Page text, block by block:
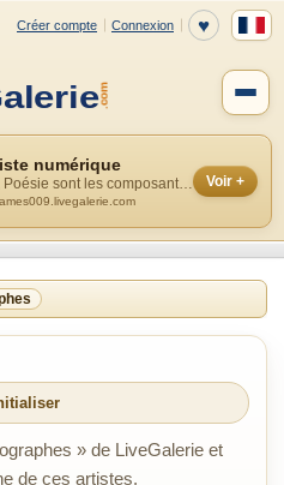
numérique
Voir +
» de LiveGalerie et
de ces artistes.